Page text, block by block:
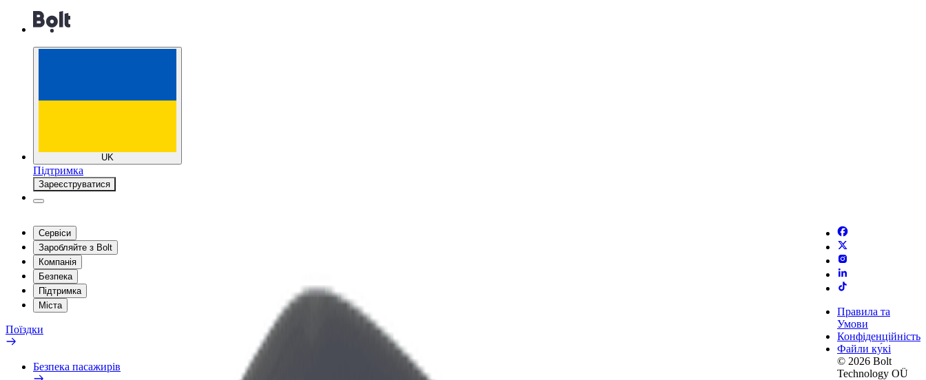
UK
Підтримка
Зареєструватися
Сервіси
Заробляйте з Bolt
Компанія
Безпека
Підтримка
Міста
Поїздки
Безпека пасажирів
Правила та
Умови
Конфіденційність
Файли ку́кі
© 2026 Bolt
Technology OÜ